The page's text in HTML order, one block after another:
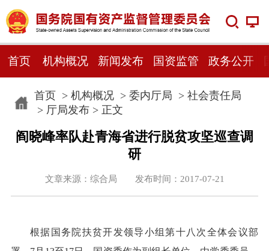
首页 机构概况 新闻发布 国资监管 政务公开
首页> 机构概况> 委内厅局 > 社会责任局
> 厅局发布> 正文
阎晓峰率队赴青海省进行脱贫攻坚巡查调
研
文章来源：综合局 发布时间：2017-07-21
根据国务院扶贫开发领导小组第十八次全体会议部